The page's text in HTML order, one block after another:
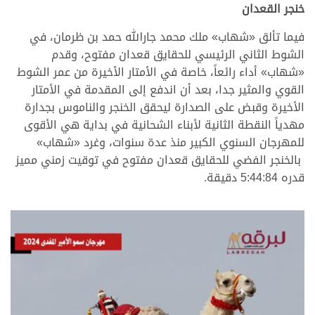
خنجر القعدان
فيما تألق «شهاب» ملك محمد جارالله حمد بن ظرمان، في
الشوط الثاني الرئيسي للحقايق قعدان مفتوح، وقدم
«شهاب» أداء رائعاً، خاصة في الأمتار الأخيرة من عمر الشوط
القوي والمثير جدا، بعد أن اندفع إلى المقدمة في الأمتار
الأخيرة وقبض على الصدارة ليحقق الخنجر والناموس بجدارة
مهدياً النقطة الثانية لأبناء الشحانية في بداية هي الأقوى
للمهرجان السنوي الكبير منذ عدة سنوات، وغرد «شهاب»
بالخنجر الفضي للحقايق قعدان مفتوح في توقيت زمني مميز
قدره 5:44:84 دقيقة.